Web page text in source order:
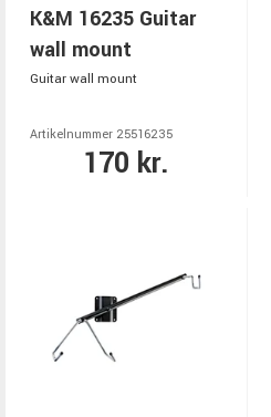
K&M 16235 Guitar
wall mount
Guitar wall mount
Artikelnummer 25516235
170 kr.